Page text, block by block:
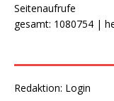
Seitenaufrufe
gesamt: 1080754 |
Redaktion: Login